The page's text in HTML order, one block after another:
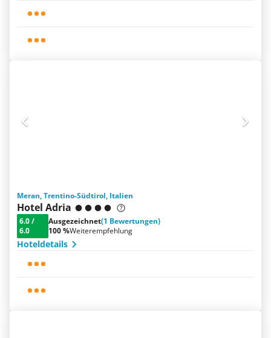
Meran, Trentino-Südtirol, Italien
Hotel Adria
6.0/
6.0
Ausgezeichnet(1 Bewertungen)
100 %Weiterempfehlung
Hoteldetails